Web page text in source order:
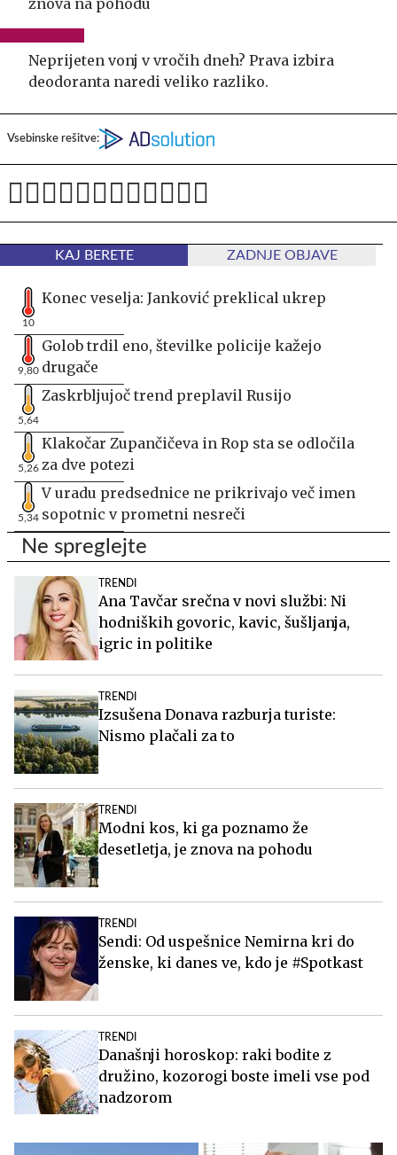
Neprijeten vonj v vročih dneh? Prava izbira
deodoranta naredi veliko razliko.
Vsebinske rešitve:
KAJ BERETE ZADNJE OBJAVE
10
Konec veselja: Janković preklical ukrep
9,80
Golob trdil eno, številke policije kažejo
drugače
5,64
Zaskrbljujoč trend preplavil Rusijo
5,26
Klakočar Zupančičeva in Rop sta se odločila
za dve potezi
5,34
V uradu predsednice ne prikrivajo več imen
sopotnic v prometni nesreči
Ne spreglejte
TRENDI
Ana Tavčar srečna v novi službi: Ni
hodniških govoric, kavic, šušljanja,
igric in politike
TRENDI
Izsušena Donava razburja turiste:
Nismo plačali za to
TRENDI
Modni kos, ki ga poznamo že
desetletja, je znova na pohodu
TRENDI
Sendi: Od uspešnice Nemirna kri do
ženske, ki danes ve, kdo je #Spotkast
TRENDI
Današnji horoskop: raki bodite z
družino, kozorogi boste imeli vse pod
nadzorom